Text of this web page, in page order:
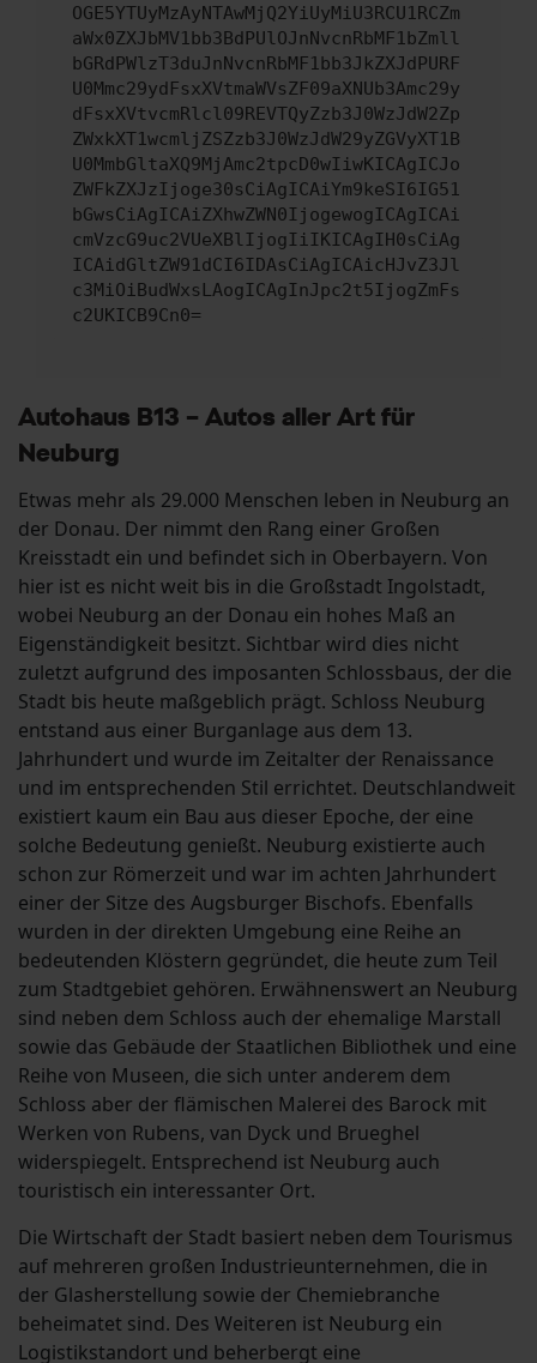
OGE5YTUyMzAyNTAwMjQ2YiUyMiU3RCU1RCZm
aWx0ZXJbMV1bb3BdPUlOJnNvcnRbMF1bZmll
bGRdPWlzT3duJnNvcnRbMF1bb3JkZXJdPURF
U0Mmc29ydFsxXVtmaWVsZF09aXNUb3Amc29y
dFsxXVtvcmRlcl09REVTQyZzb3J0WzJdW2Zp
ZWxkXT1wcmljZSZzb3J0WzJdW29yZGVyXT1B
U0MmbGltaXQ9MjAmc2tpcD0wIiwKICAgICJo
ZWFkZXJzIjoge30sCiAgICAiYm9keSI6IG51
bGwsCiAgICAiZXhwZWN0IjogewogICAgICAi
cmVzcG9uc2VUeXBlIjogIiIKICAgIH0sCiAg
ICAidGltZW91dCI6IDAsCiAgICAicHJvZ3Jl
c3MiOiBudWxsLAogICAgInJpc2t5IjogZmFs
c2UKICB9Cn0=
Autohaus B13 – Autos aller Art für
Neuburg
Etwas mehr als 29.000 Menschen leben in Neuburg an
der Donau. Der nimmt den Rang einer Großen
Kreisstadt ein und befindet sich in Oberbayern. Von
hier ist es nicht weit bis in die Großstadt Ingolstadt,
wobei Neuburg an der Donau ein hohes Maß an
Eigenständigkeit besitzt. Sichtbar wird dies nicht
zuletzt aufgrund des imposanten Schlossbaus, der die
Stadt bis heute maßgeblich prägt. Schloss Neuburg
entstand aus einer Burganlage aus dem 13.
Jahrhundert und wurde im Zeitalter der Renaissance
und im entsprechenden Stil errichtet. Deutschlandweit
existiert kaum ein Bau aus dieser Epoche, der eine
solche Bedeutung genießt. Neuburg existierte auch
schon zur Römerzeit und war im achten Jahrhundert
einer der Sitze des Augsburger Bischofs. Ebenfalls
wurden in der direkten Umgebung eine Reihe an
bedeutenden Klöstern gegründet, die heute zum Teil
zum Stadtgebiet gehören. Erwähnenswert an Neuburg
sind neben dem Schloss auch der ehemalige Marstall
sowie das Gebäude der Staatlichen Bibliothek und eine
Reihe von Museen, die sich unter anderem dem
Schloss aber der flämischen Malerei des Barock mit
Werken von Rubens, van Dyck und Brueghel
widerspiegelt. Entsprechend ist Neuburg auch
touristisch ein interessanter Ort.
Die Wirtschaft der Stadt basiert neben dem Tourismus
auf mehreren großen Industrieunternehmen, die in
der Glasherstellung sowie der Chemiebranche
beheimatet sind. Des Weiteren ist Neuburg ein
Logistikstandort und beherbergt eine